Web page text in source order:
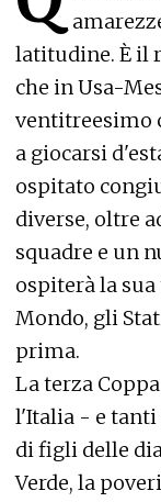
latitudine. È il
che in Usa-
ventitreesimo
a giocarsi
ospitato
diverse, oltre
squadre e un
ospiterà la
Mondo, gli
prima.
La terza
l'Italia - e tanti
di figli delle
Verde, la